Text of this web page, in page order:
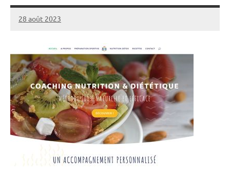
28 août 2023
annuairecoaching